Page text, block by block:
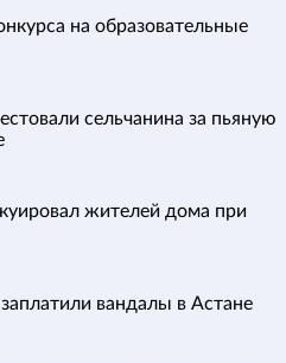
на образовательные
сельчанина за пьяную
жителей дома при
вандалы в Астане